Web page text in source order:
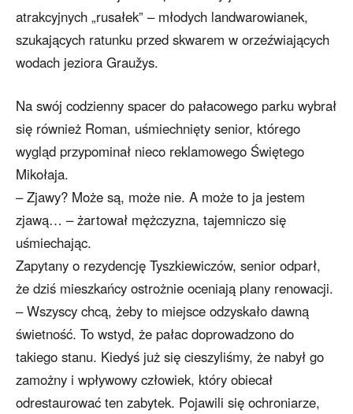
atrakcyjnych „rusałek” – młodych landwarowianek,
szukających ratunku przed skwarem w orzeźwiających
wodach jeziora Graužys.
Na swój codzienny spacer do pałacowego parku wybrał
się również Roman, uśmiechnięty senior, którego
wygląd przypominał nieco reklamowego Świętego
Mikołaja.
– Zjawy? Może są, może nie. A może to ja jestem
zjawą… – żartował mężczyzna, tajemniczo się
uśmiechając.
Zapytany o rezydencję Tyszkiewiczów, senior odparł,
że dziś mieszkańcy ostrożnie oceniają plany renowacji.
– Wszyscy chcą, żeby to miejsce odzyskało dawną
świetność. To wstyd, że pałac doprowadzono do
takiego stanu. Kiedyś już się cieszyliśmy, że nabył go
zamożny i wpływowy człowiek, który obiecał
odrestaurować ten zabytek. Pojawili się ochroniarze,